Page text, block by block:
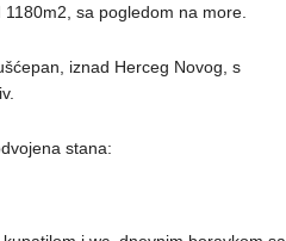
sa pogledom na more.
iznad Herceg Novog, s
stana: